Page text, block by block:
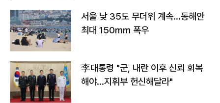
서울 낮 35도 무더위 계속…동해안
최대 150㎜ 폭우
李대통령 "군, 내란 이후 신뢰 회복
해야…지휘부 헌신해달라"